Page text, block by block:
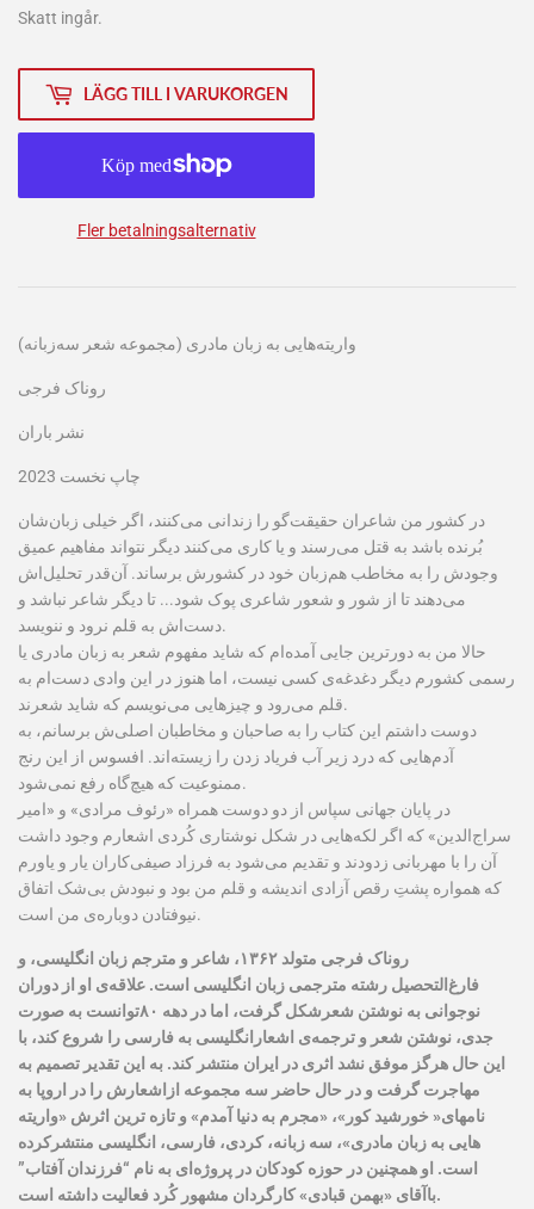
kr
Skatt ingår.
LÄGG TILL I VARUKORGEN
Fler betalningsalternativ
واریته‌هایی به زبان مادری (مجموعه شعر سه‌زبانه)
روناک فرجی
نشر باران
چاپ نخست 2023
در كشور من شاعران حقيقت‌گو را زندانی می‌کنند، اگر خیلی زبان‌شان
بُرنده باشد به قتل می‌رسند و یا کاری می‌کنند دیگر نتواند مفاهیم عمیق
وجودش را به مخاطب هم‌زبان خود در کشورش برساند. آن‌قدر تحلیل‌اش
می‌دهند تا از شور و شعور شاعری پوک شود... تا دیگر شاعر نباشد و
دست‌اش به قلم نرود و ننویسد.
حالا من به دورترین جایی آمده‌ام که شاید مفهوم شعر به زبان مادری یا
رسمی کشورم دیگر دغدغه‌ی کسی نیست، اما هنوز در این وادی دست‌ام به
قلم می‌رود و چیزهایی می‌نویسم که شاید شعرند.
دوست داشتم این کتاب را به صاحبان و مخاطبان اصلی‌ش برسانم، به
آدم‌هایی که درد زیر آب فریاد زدن را زیسته‌اند. افسوس از این رنج
ممنوعیت که هیچ‌گاه رفع نمی‌شود.
در پایان جهانی سپاس از دو دوست همراه «رئوف مرادی» و «امیر
سراج‌الدین» که اگر لکه‌هایی در شکل نوشتاری کُردی اشعارم وجود داشت
آن را با مهربانی زدودند و تقدیم می‌شود به فرزاد صیفی‌کاران یار و یاورم
که همواره پشتِ رقص آزادی اندیشه و قلم من بود و نبودش بی‌شک اتفاق
نیوفتادن دوباره‌ی من است.
روناک فرجی متولد
۱۳۶۲، شاعر و مترجم زبان انگلیسی، و
فارغ‌التحصیل رشته مترجمی زبان انگلیسی است.‌ علاقه‌ی او از دوران
نوجوانی به نوشتن شعر شکل گرفت، اما در دهه
۸۰توانست به صورت
جدی، نوشتن شعر و ترجمه‌ی اشعار انگلیسی به فارسی را شروع کند، با
این حال هرگز موفق نشد اثری در ایران منتشر کند. به این تقدیر تصمیم به
مهاجرت گرفت و در حال حاضر سه مجموعه از اشعارش را در اروپا به
نامهای« خورشید کور»، «مجرم به دنیا آمدم» و تازه ترین اثرش «واریته
هایی به زبان مادری»، سه زبانه، کردی، فارسی، انگلیسی منتشرکرده
است. او همچنین در حوزه کودکان در پروژه‌ای به نام “فرزندان آفتاب”
باآقای «بهمن قبادی» کارگردان مشهور کُرد فعالیت داشته است.